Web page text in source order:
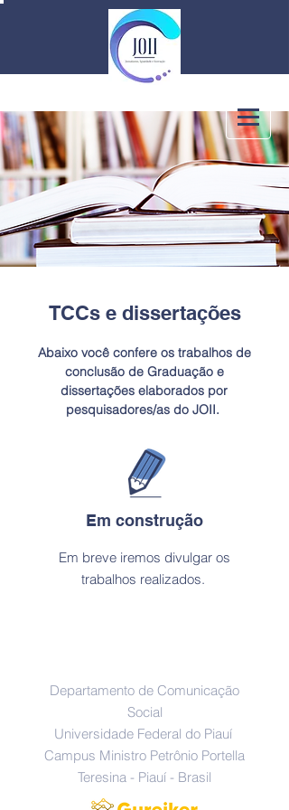
TCCs e dissertações
Abaixo você confere os trabalhos de
conclusão de Graduação e
dissertações elaborados por
pesquisadores/as do JOII.
Em construção
Em breve iremos divulgar os
trabalhos realizados.
Departamento de Comunicação
Social
Universidade Federal do Piauí
Campus Ministro Petrônio Portella
Teresina - Piauí - Brasil